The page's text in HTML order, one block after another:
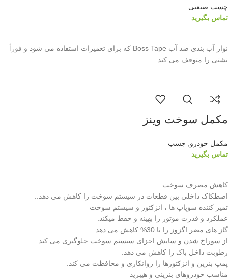
چسب صنعتی
تماس بگیرید
نوار آب بندی ضد آب Boss Tape که برای تعمیرات استفاده می شود و فوراً
نشتی را متوقف می کند.
مکمل سوخت وینز
مکمل خودرو
چسب
تماس بگیرید
کاهش مصرف سوخت
اصطکاک داخلی بین قطعات در سیستم سوخت را کاهش می دهد..
تمیز کننده سوپاپ ها ، انژکتور و سیستم سوخت
عملکرد و قدرت موتور را بهینه و حفط میکند.
گاز های مضر اگزوز را تا 30% کاهش می دهد.
از سوراخ شدن و سایش اجزای سیستم سوخت جلوگیری می کند.
رطوبت داخل باک را کاهش می دهد.
پمپ بنزین و انژکتورها را روانکاری و محافظت می کند.
مناسب خودروهای بنزینی و هیبرید